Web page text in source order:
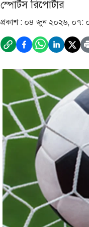
স্পোর্টস রিপোর্টার
প্রকাশ : ০৪ জুন ২০২৬, ০৭: